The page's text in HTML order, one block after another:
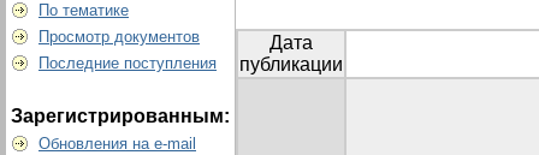
По тематике
Просмотр документов
Последние поступления
Зарегистрированным:
Обновления на e-mail
Дата
публикации